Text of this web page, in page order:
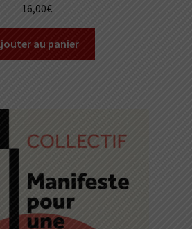
16,00€
au panier